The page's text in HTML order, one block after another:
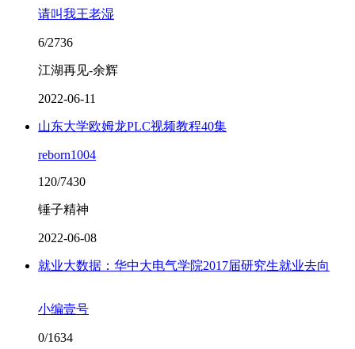
请叫我王老湿
6/2736
江湖再见-余辉
2022-06-11
山东大学欧姆龙PLC视频教程40集
reborn1004
120/7430
锤子精神
2022-06-08
就业大数据：华中大电气学院2017届研究生就业去向
小编壹号
0/1634